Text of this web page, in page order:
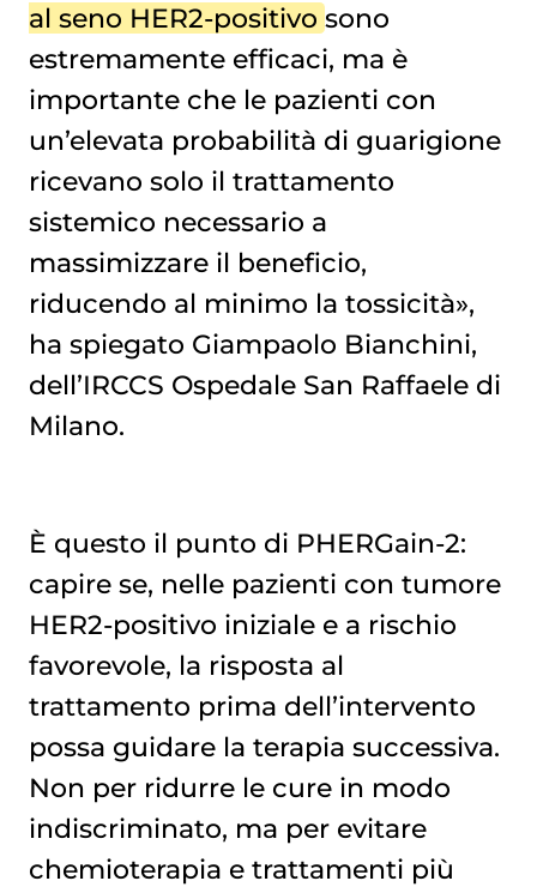
al seno HER2-positivo sono
estremamente efficaci, ma è
importante che le pazienti con
un’elevata probabilità di guarigione
ricevano solo il trattamento
sistemico necessario a
massimizzare il beneficio,
riducendo al minimo la tossicità»,
ha spiegato Giampaolo Bianchini,
dell’IRCCS Ospedale San Raffaele di
Milano.
È questo il punto di PHERGain-2:
capire se, nelle pazienti con tumore
HER2-positivo iniziale e a rischio
favorevole, la risposta al
trattamento prima dell’intervento
possa guidare la terapia successiva.
Non per ridurre le cure in modo
indiscriminato, ma per evitare
chemioterapia e trattamenti più